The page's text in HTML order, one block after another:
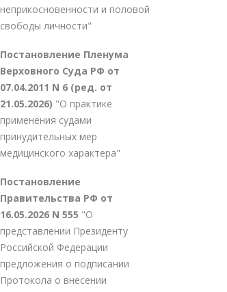
неприкосновенности и половой
свободы личности"
Постановление Пленума
Верховного Суда РФ от
07.04.2011 N 6 (ред. от
21.05.2026) "О практике
применения судами
принудительных мер
медицинского характера"
Постановление
Правительства РФ от
16.05.2026 N 555 "О
представлении Президенту
Российской Федерации
предложения о подписании
Протокола о внесении